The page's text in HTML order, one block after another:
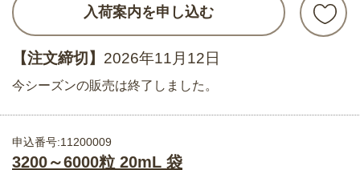
入荷案内を申し込む
【注文締切】 2026年11月12日
今シーズンの販売は終了しました。
申込番号:11200009
3200～6000粒 20mL 袋